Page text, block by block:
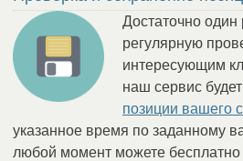
Достаточно один
регулярную
интересующим
наш сервис
позиции вашего
указанное время по заданному
любой момент можете